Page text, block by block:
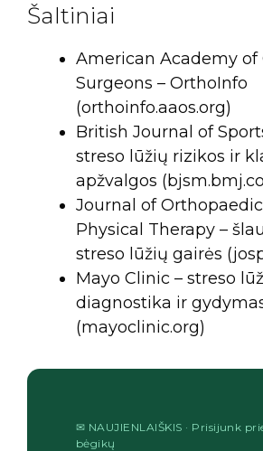
Šaltiniai
American Academy
Surgeons – OrthoInfo
(orthoinfo.aaos.org)
British Journal of
streso lūžių rizikos ir
apžvalgos
Journal of
Physical Therapy –
streso lūžių gairės
Mayo Clinic – streso
diagnostika ir
(mayoclinic.org)
✉ NAUJIENLAIŠKIS · Prisijunk
bėgikų